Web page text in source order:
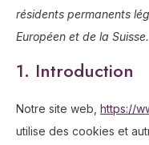
résidents permanents
Européen et de la Suisse.
1. Introduction
Notre site web, https://
utilise des cookies et